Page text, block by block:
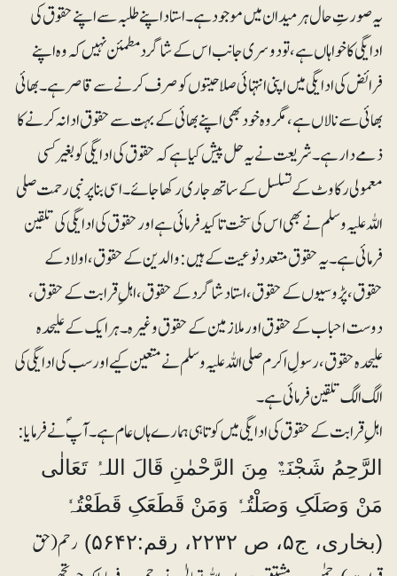
یہ صورتِ حال ہر میدان میں موجود ہے۔ استاد اپنے طلبہ سے اپنے حقوق کی
ادایگی کا خواہاں ہے، تو دوسری جانب اس کے شاگرد مطمئن نہیں کہ وہ اپنے
فرائض کی ادایگی میں اپنی انتہائی صلاحیتوں کو صرف کرنے سے قاصر ہے۔ بھائی
بھائی سے نالاں ہے، مگر وہ خود بھی اپنے بھائی کے بہت سے حقو ق ادا نہ کرنے کا
ذمے دار ہے۔ شریعت نے یہ حل پیش کیا ہے کہ حقوق کی ادایگی کو بغیر کسی
معمولی رکاوٹ کے تسلسل کے ساتھ جاری رکھا جائے۔ اسی بنا پر نبی رحمت صلی
اللہ علیہ وسلم نے بھی اس کی سخت تاکید فرمائی ہے اور حقوق کی ادایگی کی تلقین
فرمائی ہے۔ یہ حقوق متعدد نوعیت کے ہیں: والدین کے حقوق، اولاد کے
حقوق، پڑوسیوں کے حقوق، استاد شاگرد کے حقوق، اہلِ قرابت کے حقوق،
دوست احباب کے حقوق اور ملازمین کے حقوق وغیرہ۔ ہر ایک کے علیحدہ
علیحدہ حقوق، رسولِ اکرم صلی اللہ علیہ وسلم نے متعین کیے اور سب کی ادایگی کی
الگ الگ تلقین فرمائی ہے۔
اہلِ قرابت کے حقوق کی ادایگی میں کوتاہی ہمارے ہاں عام ہے۔ آپؐ نے فرمایا:
الرَّحِمُ شَجْنَۃٌ مِنَ الرَّحْمٰنِ قَالَ اللہُ تَعَالٰی
مَنْ وَصَلَکِ وَصَلْتُہٗ وَمَنْ قَطَعَکِ قَطَعْتُہٗ
(بخاری، ج۵، ص ۲۲۳۲، رقم:۵۶۴۲)
رحم (حق